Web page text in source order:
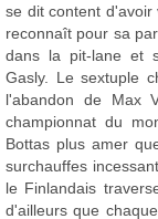
se dit content d'avoir
reconnaît pour sa
dans la pit-lane et
Gasly. Le sextuple
l'abandon de Max
championnat du
Bottas plus amer
surchauffes
le Finlandais
d'ailleurs que